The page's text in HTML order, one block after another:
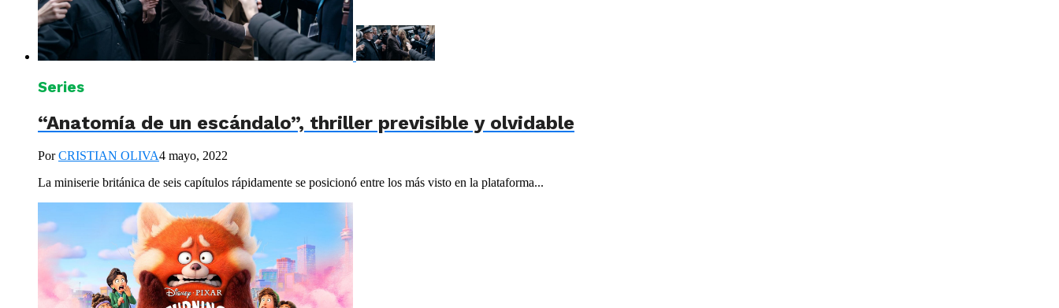
Series
“Anatomía de un escándalo”, thriller previsible y olvidable
PorCRISTIAN OLIVA4 mayo, 2022
La miniserie británica de seis capítulos rápidamente se posicionó entre los más visto en la plataforma...